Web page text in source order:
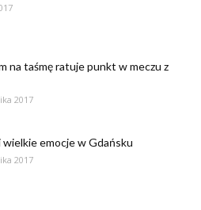
na taśmę ratuje punkt w meczu z
2017
wielkie emocje w Gdańsku
2017